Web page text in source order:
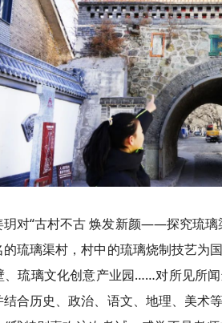
对“古村不古 焕发新颜——探究琉
琉璃渠村，村中的琉璃烧制技艺为
、琉璃文化创意产业园……对所见所
合历史、政治、语文、地理、美术